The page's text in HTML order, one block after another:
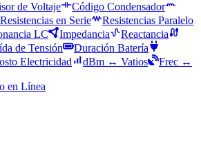
de Voltaje
Código Condensador
Resistencias en Serie
Resistencias Paralelo
LC Impedancia
Reactancia
de Tensión
Duración Batería
Electricidad dBm ↔ Vatios
Frec ↔
en Línea